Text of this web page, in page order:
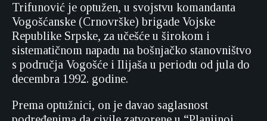
Trifunović je optužen, u svojstvu komandanta
Vogošćanske (Crnovrške) brigade Vojske
Republike Srpske, za učešće u širokom i
sistematičnom napadu na bošnjačko stanovništvo
s područja Vogošće i Ilijaša u periodu od jula do
decembra 1992. godine.
Prema optužnici, on je davao saglasnost